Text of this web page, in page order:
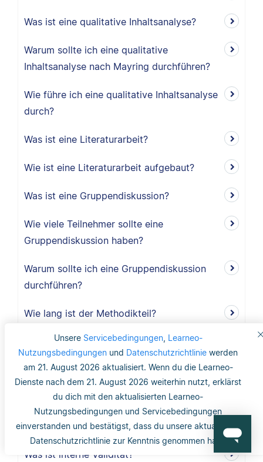
Unsere Servicebedingungen, Learneo-
Nutzungsbedingungen und Datenschutzrichtlinie werden
am 21. August 2026 aktualisiert. Wenn du die Learneo-
Dienste nach dem 21. August 2026 weiterhin nutzt, erklärst
du dich mit den aktualisierten Learneo-
Nutzungsbedingungen und Servicebedingungen
einverstanden und bestätigst, dass du unsere aktualisierte
Datenschutzrichtlinie zur Kenntnis genommen hast.
Was ist eine qualitative Inhaltsanalyse?
Warum sollte ich eine qualitative
Inhaltsanalyse nach Mayring durchführen?
Wie führe ich eine qualitative Inhaltsanalyse
durch?
Was ist eine Literaturarbeit?
Wie ist eine Literaturarbeit aufgebaut?
Was ist eine Gruppendiskussion?
Wie viele Teilnehmer sollte eine
Gruppendiskussion haben?
Warum sollte ich eine Gruppendiskussion
durchführen?
Wie lang ist der Methodikteil?
Was bedeutet deduktiv und induktiv?
Was bedeutet induktiv?
Was bedeutet deduktiv?
Was ist Validität?
Was ist interne Validität?